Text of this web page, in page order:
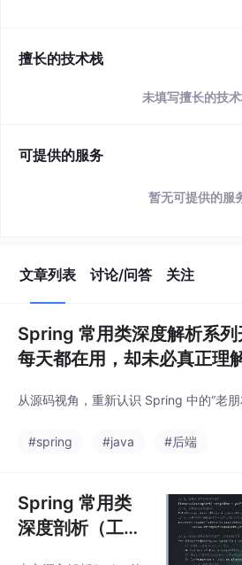
擅长的技术栈
未填写擅长的技
可提供的服务
暂无可提供的服
文章列表 讨论/问答 关注
Spring 常用类深度解析系
每天都在用，却未必真正理
从源码视角，重新认识 Spring 中的“老朋
#spring #java #后端
Spring 常用类
深度剖析（工具